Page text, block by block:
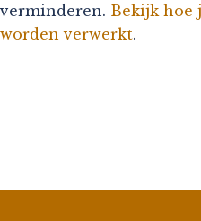
verminderen. Bekijk hoe
worden verwerkt.